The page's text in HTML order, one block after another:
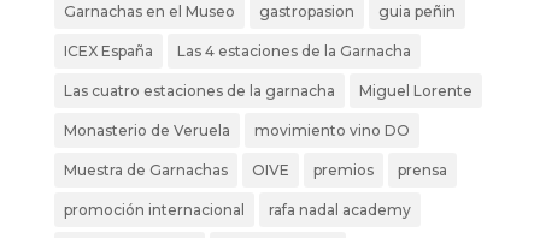
Garnachas en el Museo gastropasion guia peñin
ICEX España Las 4 estaciones de la Garnacha
Las cuatro estaciones de la garnacha Miguel Lorente
Monasterio de Veruela movimiento vino DO
Muestra de Garnachas OIVE premios prensa
promoción internacional rafa nadal academy